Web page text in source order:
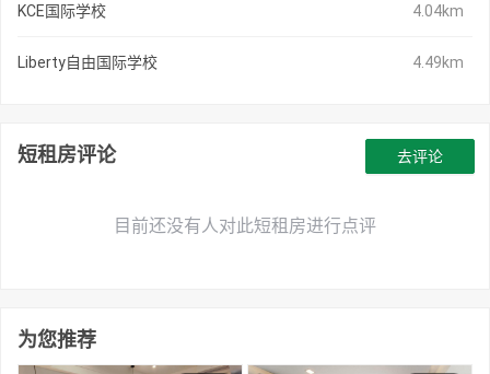
KCE国际学校 4.04km
Liberty自由国际学校 4.49km
短租房评论
目前还没有人对此短租房进行点评
去评论
为您推荐